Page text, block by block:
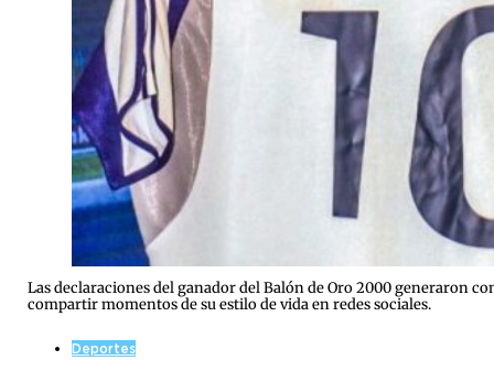
Las declaraciones del ganador del Balón de Oro 2000 generaron
compartir momentos de su estilo de vida en redes sociales.
Deportes